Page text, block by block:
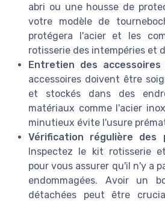
abri ou une housse de
votre modèle de
protégera l'acier et les
rotisserie des intempéries et
Entretien des accessoires
accessoires doivent être
et stockés dans des
matériaux comme l'acier
minutieux évite l'usure
Vérification régulière des
Inspectez le kit rotisserie
pour vous assurer qu'il n'y a
endommagées. Avoir un
détachées peut être